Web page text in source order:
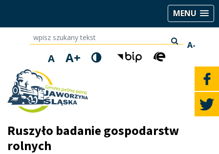
MENU
wpisz szukany tekst
A-
A A+
Ruszyło badanie gospodarstw
rolnych